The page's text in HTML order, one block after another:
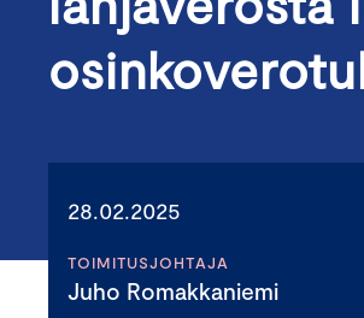
28.02.2025
TOIMITUSJOHTAJA
Juho Romakkaniemi